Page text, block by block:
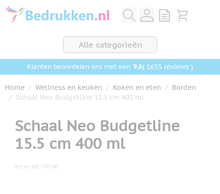
Ga naar de inhoud
View quote,
Bekijk
Alle categorieën
Klanten beoordelen ons met een 9,6( 1655 reviews )
Home / Wellness en keuken / Koken en eten / Borden
/ Schaal Neo Budgetline 15.5 cm 400 ml
Schaal Neo Budgetline
15.5 cm 400 ml
Art.nr. WE-100145